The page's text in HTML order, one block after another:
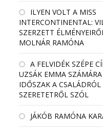
ILYEN VOLT A MISS
INTERCONTINENTAL:
SZERZETT
MOLNÁR RAMÓNA
A FELVIDÉK SZÉPE
UZSÁK EMMA
IDŐSZAK A CSALÁDRÓL
SZERETETRŐL SZÓL
JÁKÓB RAMÓNA